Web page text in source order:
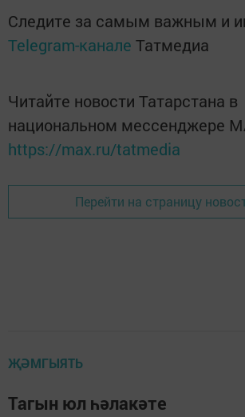
Следите за самым важным и
Telegram-канале Татмедиа
Читайте новости Татарстана в
национальном мессенджере
https://max.ru/tatmedia
Перейти на страницу
ҖӘМГЫЯТЬ
Тагын юл һәлакәте